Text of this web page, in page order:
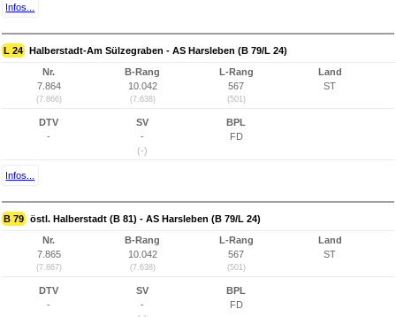
Infos...
L 24 Halberstadt-Am Sülzegraben - AS Harsleben (B 79/L 24)
Nr.
7.864
(7.866)
B-Rang
10.042
(7.638)
L-Rang
567
(501)
Land
ST
DTV
-
SV
-
(-)
BPL
FD
Infos...
B 79 östl. Halberstadt (B 81) - AS Harsleben (B 79/L 24)
Nr.
7.865
(7.867)
B-Rang
10.042
(7.638)
L-Rang
567
(501)
Land
ST
DTV
-
SV
-
BPL
FD